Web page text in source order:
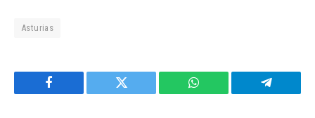
Asturias
Facebook Twitter WhatsApp Telegram